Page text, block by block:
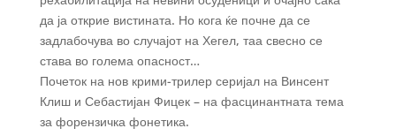
да ја открие вистината. Но кога ќе почне да се
задлабочува во случајот на Хегел, таа свесно се
става во голема опасност…
Почеток на нов крими-трилер серијал на Винсент
Клиш и Себастијан Фицек – на фасцинантната тема
за форензичка фонетика.